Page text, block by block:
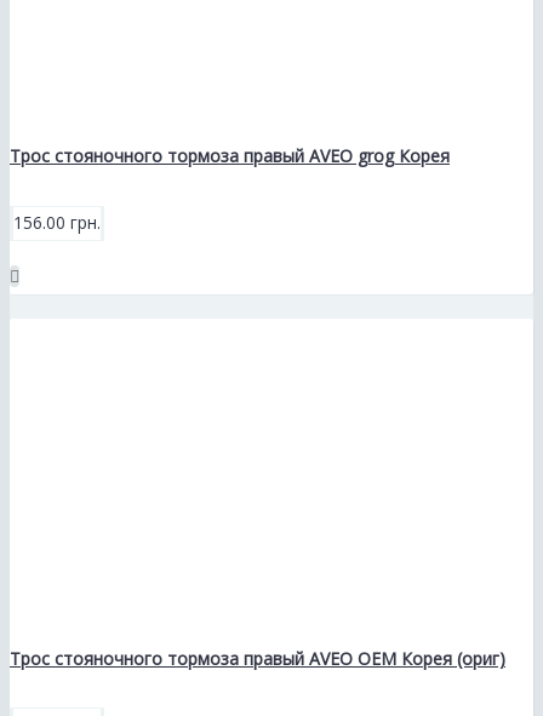
Трос стояночного тормоза правый AVEO grog Корея
156.00 грн.
Трос стояночного тормоза правый AVEO ОЕМ Корея (ориг)